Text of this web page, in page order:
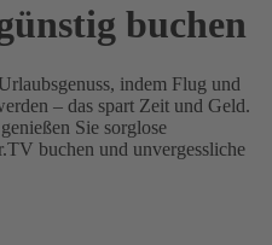
buchen
indem Flug und
– das spart Zeit und Geld.
Sie sorglose
buchen und unvergessliche